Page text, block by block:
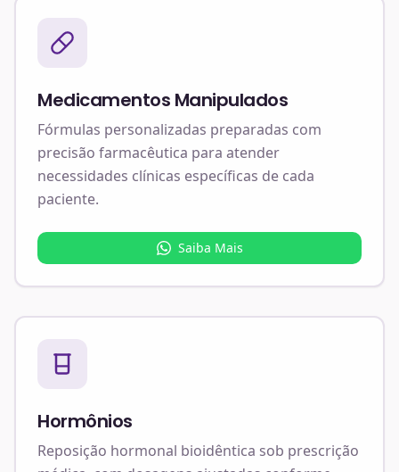
Medicamentos Manipulados
Fórmulas personalizadas preparadas com
precisão farmacêutica para atender
necessidades clínicas específicas de cada
paciente.
Saiba Mais
Hormônios
Reposição hormonal bioidêntica sob prescrição